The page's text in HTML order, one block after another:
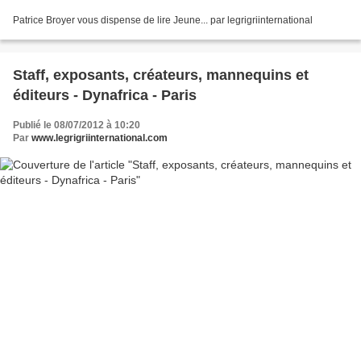
Patrice Broyer vous dispense de lire Jeune... par legrigriinternational
Staff, exposants, créateurs, mannequins et
éditeurs - Dynafrica - Paris
Publié le 08/07/2012 à 10:20
Par www.legrigriinternational.com